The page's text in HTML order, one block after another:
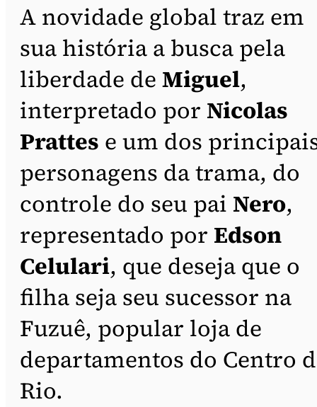
A novidade global traz em
sua história a busca pela
liberdade de Miguel,
interpretado por Nicolas
Prattes e um dos
personagens da trama, do
controle do seu pai Nero,
representado por Edson
Celulari, que deseja que o
filha seja seu sucessor na
Fuzuê, popular loja de
departamentos do Centro
Rio.